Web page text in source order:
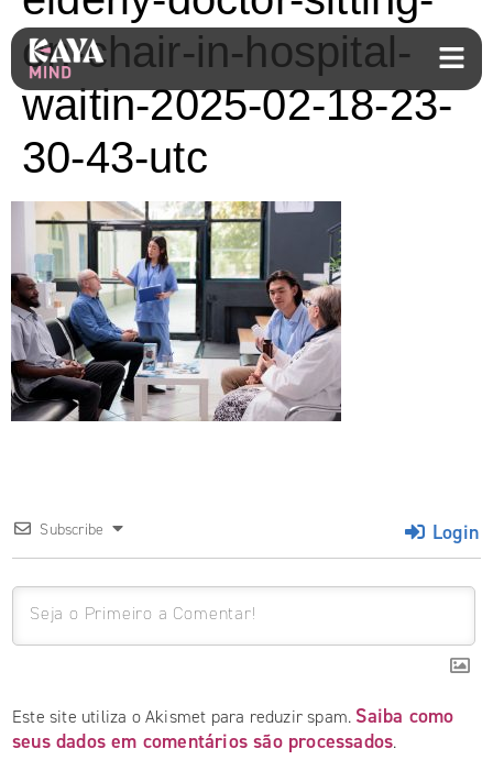
on-chair-in-hospital-
waitin-2025-02-18-23-
30-43-utc
Subscribe Login
Este site utiliza o Akismet para reduzir spam. Saiba como
seus dados em comentários são processados.